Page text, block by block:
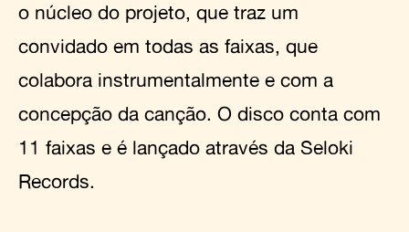
o núcleo do projeto, que traz um
convidado em todas as faixas, que
colabora instrumentalmente e com a
concepção da canção. O disco conta com
11 faixas e é lançado através da Seloki
Records.